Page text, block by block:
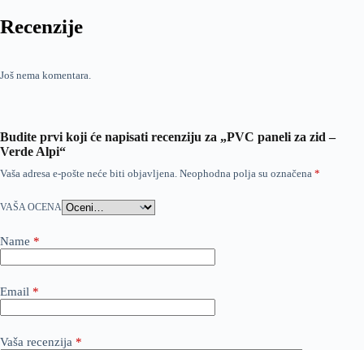
Recenzije
Još nema komentara.
Budite prvi koji će napisati recenziju za „PVC paneli za zid –
Verde Alpi“
Vaša adresa e-pošte neće biti objavljena. Neophodna polja su označena *
VAŠA OCENA
Name *
Email *
Vaša recenzija *